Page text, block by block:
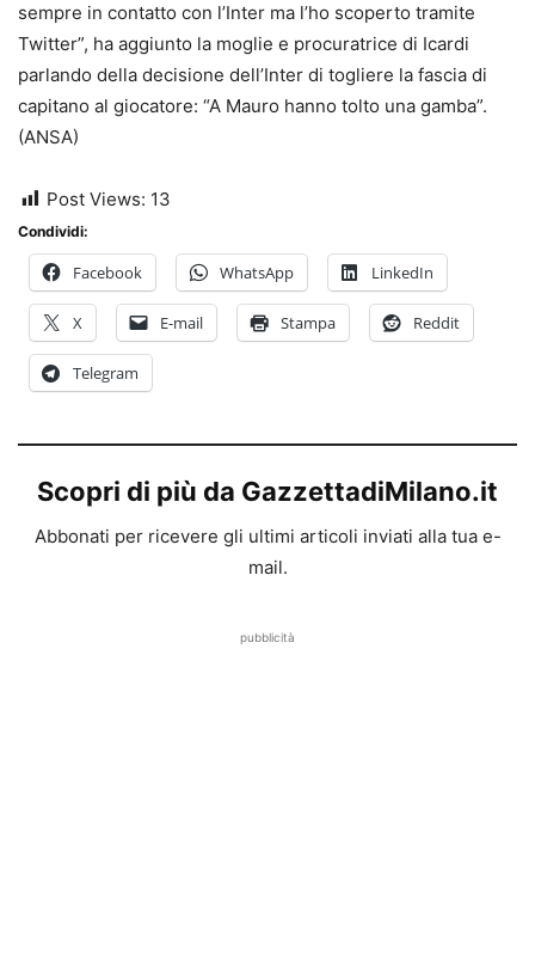
sempre in contatto con l’Inter ma l’ho scoperto tramite
Twitter”, ha aggiunto la moglie e procuratrice di Icardi
parlando della decisione dell’Inter di togliere la fascia di
capitano al giocatore: “A Mauro hanno tolto una gamba”.
(ANSA)
Post Views: 13
Condividi:
Facebook WhatsApp LinkedIn
X E-mail Stampa Reddit
Telegram
Scopri di più da GazzettadiMilano.it
Abbonati per ricevere gli ultimi articoli inviati alla tua e-
mail.
pubblicità